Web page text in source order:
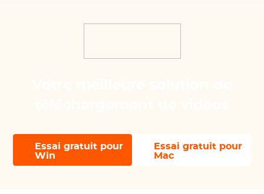
Essai gratuit pour
Win
Essai gratuit pour
Mac